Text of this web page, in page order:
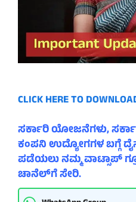
CLICK HERE TO
ಸರ್ಕಾರಿ ಯೋಜನೆಗಳು,
ಕಂಪನಿ ಉದ್ಯೋಗಗಳ ಬಗ್ಗೆ
ಪಡೆಯಲು ನಮ್ಮ ವಾಟ್ಸಾಪ್
ಚಾನೆಲ್‌ಗೆ ಸೇರಿ.